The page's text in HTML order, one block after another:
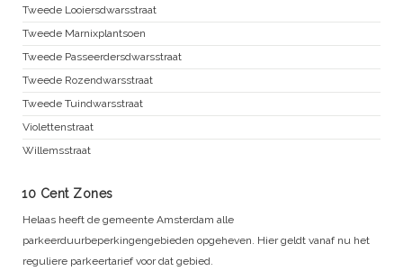
Tweede Looiersdwarsstraat
Tweede Marnixplantsoen
Tweede Passeerdersdwarsstraat
Tweede Rozendwarsstraat
Tweede Tuindwarsstraat
Violettenstraat
Willemsstraat
10 Cent Zones
Helaas heeft de gemeente Amsterdam alle
parkeerduurbeperkingengebieden opgeheven. Hier geldt vanaf nu het
reguliere parkeertarief voor dat gebied.